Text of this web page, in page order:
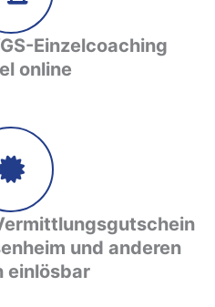
Einzelcoaching
online
und anderen
einlösbar